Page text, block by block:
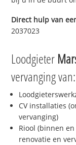
Direct hulp van
2037023
Loodgieter
vervanging van:
CV installaties
vervanging)
Riool (binnen
renovatie en